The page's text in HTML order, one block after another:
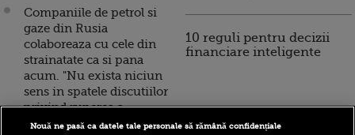
Companiile de petrol si
gaze din Rusia
colaboreaza cu cele din
strainatate ca si pana
acum. "Nu exista niciun
sens in spatele discutiilor
privind ruperea a
relatiilor”
10 reguli pentru decizii
financiare inteligente
Nouă ne pasă ca datele tale personale să rămână confidențiale